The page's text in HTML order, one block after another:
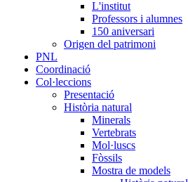
L'institut
Professors i alumnes
150 aniversari
Origen del patrimoni
PNL
Coordinació
Col·leccions
Presentació
Història natural
Minerals
Vertebrats
Mol·luscs
Fòssils
Mostra de models